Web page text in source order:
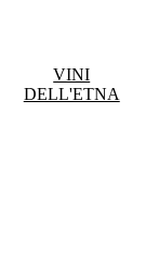
VINI
DELL'ETNA